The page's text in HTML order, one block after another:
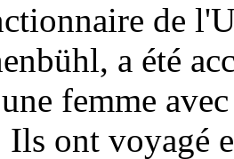
de
a été
femme
Ils ont voyagé